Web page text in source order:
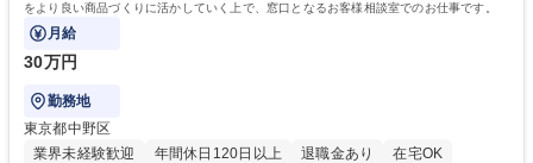
をより良い商品づくりに活かしていく上で、窓口となるお客様相談室でのお仕事です。
月給
30万円
勤務地
東京都中野区
業界未経験歓迎
年間休日120日以上 退職金あり
在宅OK